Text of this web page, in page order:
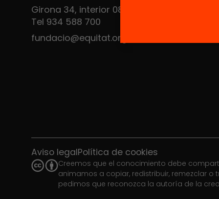
Girona 34, interior 08010 Barcelona
Tel 934 588 700
fundacio@equitat.org
Aviso legalPolítica de cookies
Creemos que el conocimiento debe
animamos a copiar, redistribuir, remezclar
pedimos que reconozca la autoría de la